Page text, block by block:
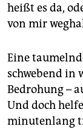
heißt es da,
von mir
Eine
schwebend in
Bedrohung –
Und doch
minutenlang